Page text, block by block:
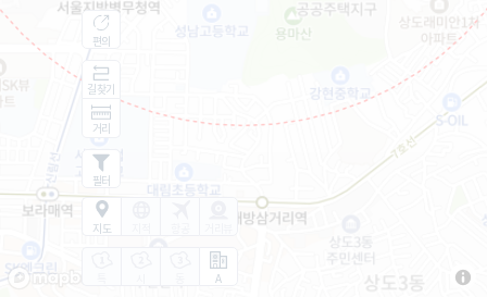
편의
길찾기
거리
필터
지도
A